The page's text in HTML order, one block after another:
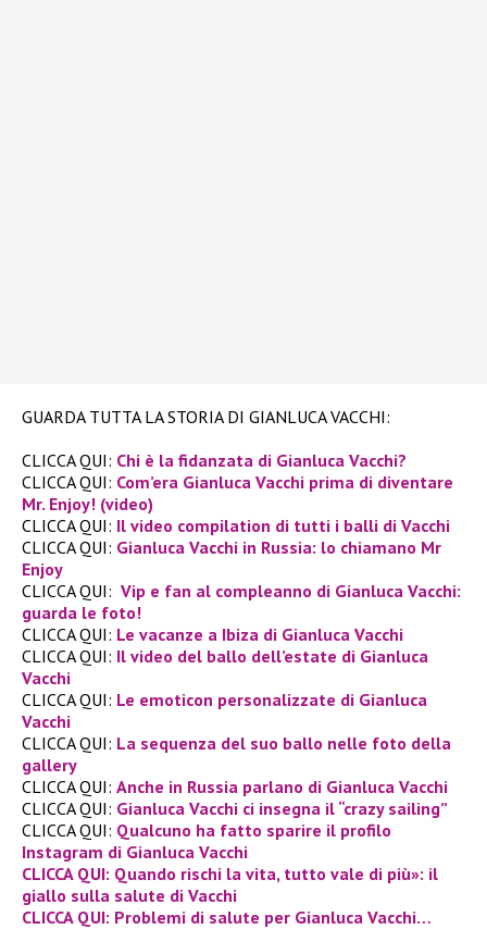
GUARDA TUTTA LA STORIA DI GIANLUCA VACCHI:
CLICCA QUI: Chi è la fidanzata di Gianluca Vacchi?
CLICCA QUI: Com’era Gianluca Vacchi prima di diventare
Mr. Enjoy! (video)
CLICCA QUI: Il video compilation di tutti i balli di Vacchi
CLICCA QUI: Gianluca Vacchi in Russia: lo chiamano Mr
Enjoy
CLICCA QUI: Vip e fan al compleanno di Gianluca Vacchi:
guarda le foto!
CLICCA QUI: Le vacanze a Ibiza di Gianluca Vacchi
CLICCA QUI: Il video del ballo dell’estate di Gianluca
Vacchi
CLICCA QUI: Le emoticon personalizzate di Gianluca
Vacchi
CLICCA QUI: La sequenza del suo ballo nelle foto della
gallery
CLICCA QUI: Anche in Russia parlano di Gianluca Vacchi
CLICCA QUI: Gianluca Vacchi ci insegna il “crazy sailing”
CLICCA QUI: Qualcuno ha fatto sparire il profilo
Instagram di Gianluca Vacchi
CLICCA QUI: Quando rischi la vita, tutto vale di più»: il
giallo sulla salute di Vacchi
CLICCA QUI: Problemi di salute per Gianluca Vacchi…